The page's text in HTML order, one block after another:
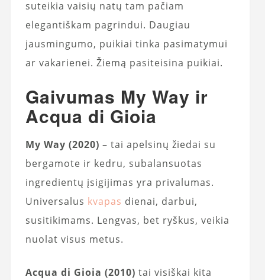
suteikia vaisių natų tam pačiam
elegantiškam pagrindui. Daugiau
jausmingumo, puikiai tinka pasimatymui
ar vakarienei. Žiemą pasiteisina puikiai.
Gaivumas My Way ir
Acqua di Gioia
My Way (2020) – tai apelsinų žiedai su
bergamote ir kedru, subalansuotas
ingredientų įsigijimas yra privalumas.
Universalus kvapas dienai, darbui,
susitikimams. Lengvas, bet ryškus, veikia
nuolat visus metus.
Acqua di Gioia (2010) tai visiškai kita